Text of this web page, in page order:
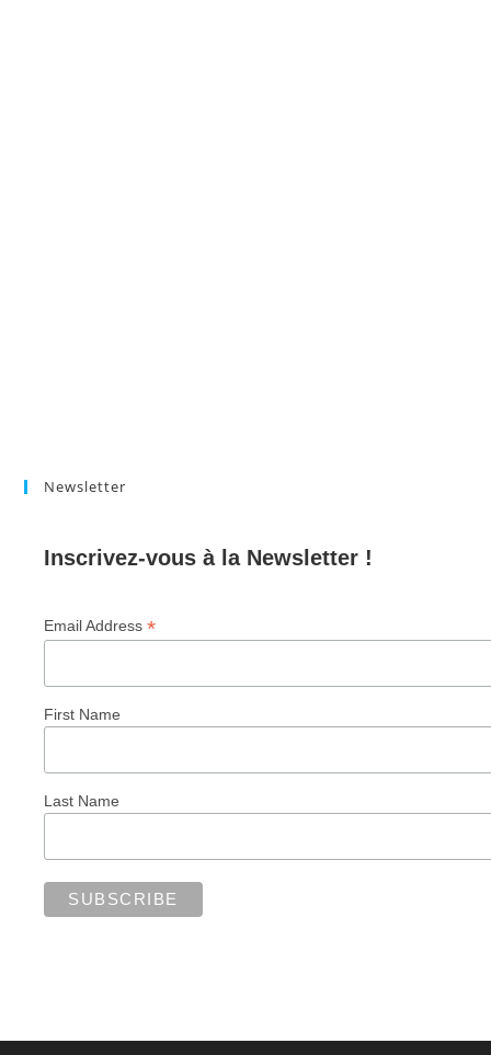
Newsletter
Inscrivez-vous à la Newsletter !
Email Address*
First Name
Last Name